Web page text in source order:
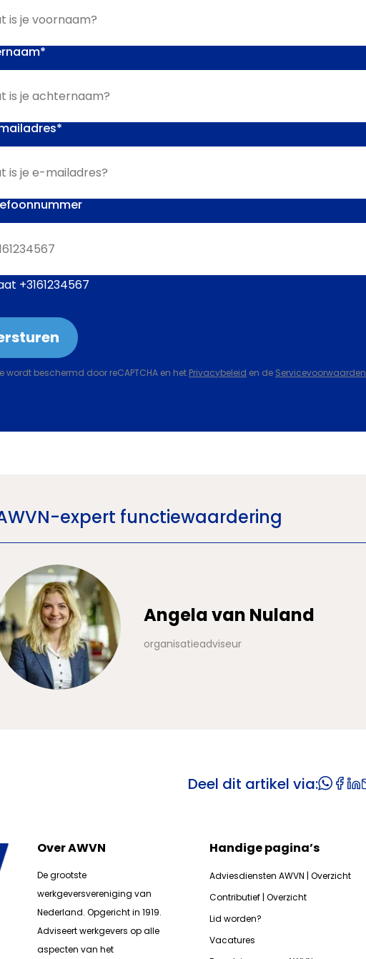
*
*
+3161234567
wordt beschermd door reCAPTCHA en het Privacybeleid en de Servicevoorwaarden
expert functiewaardering
Angela van Nuland
organisatieadviseur
Deel dit artikel via:
Over AWVN
De grootste
werkgeversvereniging van
Nederland. Opgericht in 1919.
Adviseert werkgevers op alle
aspecten van het
Handige pagina’s
Adviesdiensten AWVN | Overzicht
Contributief | Overzicht
Lid worden?
Vacatures